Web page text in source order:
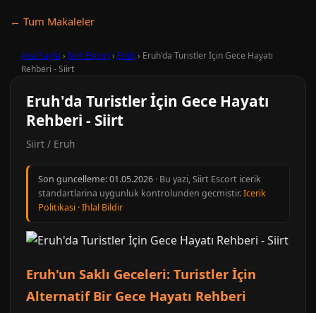
← Tum Makaleler
Ana Sayfa › Siirt Escort› Eruh› Eruh'da Turistler İçin Gece Hayatı
Rehberi - Siirt
Eruh'da Turistler İçin Gece Hayatı
Rehberi - Siirt
Siirt / Eruh
Son guncelleme:01.05.2026 · Bu yazi, Siirt Escort icerik
standartlarina uygunluk kontrolunden gecmistir.Icerik
Politikasi ·Ihlal Bildir
Eruh'un Saklı Geceleri: Turistler İçin
Alternatif Bir Gece Hayatı Rehberi